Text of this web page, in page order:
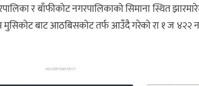
र बाँफीकोट नगरपालिकाको सिमाना स्थित
बाट आठबिसकोट तर्फ आउँदै गरेको रा १ ज ४२२
ADVERTISEMENT